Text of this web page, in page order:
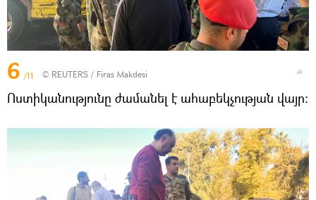
6 /11 © REUTERS / Firas Makdesi
Ոստիկանությունը ժամանել է ահաբեկչության վայր։